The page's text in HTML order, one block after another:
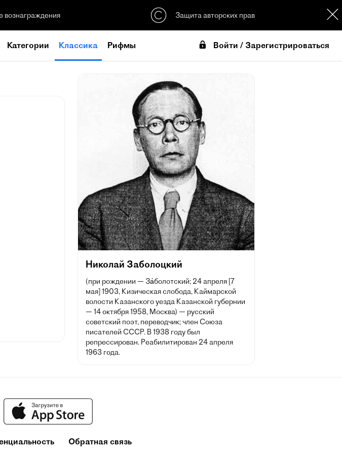
вознаграждения Защита авторских прав
Категории Классика Рифмы Войти / Зарегистрироваться
Николай Заболоцкий
(при рождении — За́болотский; 24 апреля [7
мая] 1903, Кизическая слобода, Каймарской
волости Казанского уезда Казанской губернии
— 14 октября 1958, Москва) — русский
советский поэт, переводчик; член Союза
писателей СССР. В 1938 году был
репрессирован. Реабилитирован 24 апреля
1963 года.
Обратная связь